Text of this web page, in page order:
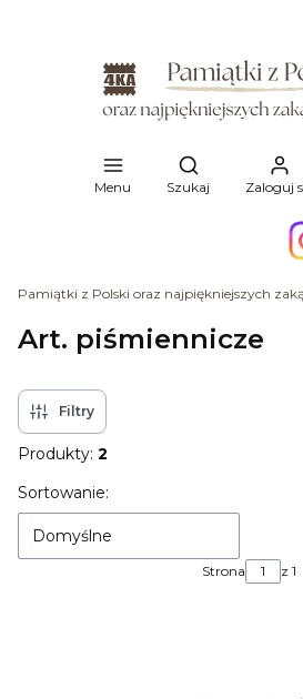
Menu
Otwórz
Szukaj Zaloguj
Pamiątki z Polski oraz najpiękniejszych
Art. piśmiennicze
Filtry
Produkty: 2
Lista produktów
Sortowanie:
Domyślne
Strona z 1